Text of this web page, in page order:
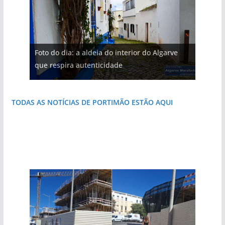
Foto do dia: a aldeia do interior do Algarve
que respira autenticidade
TODAS AS NOTÍCIAS DE PORTIMÃO ESTÃO AQUI